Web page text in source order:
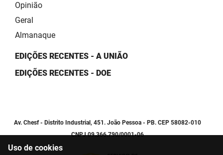
Opinião
Geral
Almanaque
EDIÇÕES RECENTES - A UNIÃO
EDIÇÕES RECENTES - DOE
Av. Chesf - Distrito Industrial, 451. João Pessoa - PB. CEP 58082-010
CNPJ 09.366.790/0001-06
Uso de cookies